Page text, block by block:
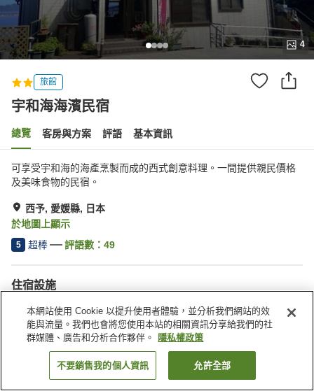
4
旅館
宇和海海濱民宿
總覽 客房與方案 評語 基本資訊
可享受宇和海的海產烹製而成的西式創意料理。一間提供親民價格
及美味食物的民宿。
西予, 愛媛縣, 日本
於地圖上顯示
5 超棒 評語數： 49
住宿設施
停車場 宅配服務
首頁 日本 愛媛縣 西予 宇和海海濱民宿
找客房
本網站使用 Cookie 以提升使用者體驗，並分析我們網站的效
能與流量。我們也會將您使用本站的相關資訊分享給我們的社
群媒體、廣告和分析合作夥伴。
隱私權政策
不要銷售我的個人資訊 允許全部